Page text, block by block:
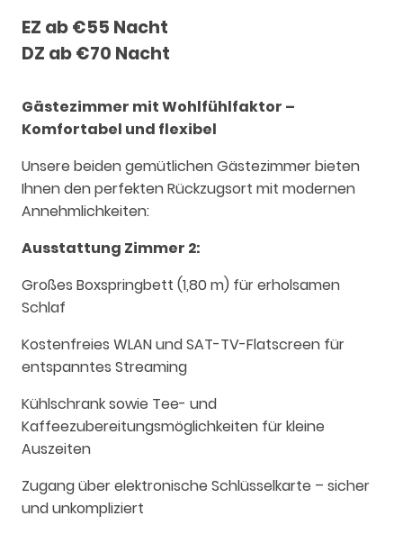
EZ ab €55 Nacht
DZ ab €70 Nacht
Gästezimmer mit Wohlfühlfaktor –
Komfortabel und flexibel
Unsere beiden gemütlichen Gästezimmer bieten
Ihnen den perfekten Rückzugsort mit modernen
Annehmlichkeiten:
Ausstattung Zimmer 2:
Großes Boxspringbett (1,80 m) für erholsamen
Schlaf
Kostenfreies WLAN und SAT-TV-Flatscreen für
entspanntes Streaming
Kühlschrank sowie Tee- und
Kaffeezubereitungsmöglichkeiten für kleine
Auszeiten
Zugang über elektronische Schlüsselkarte – sicher
und unkompliziert